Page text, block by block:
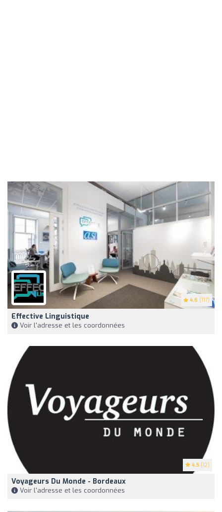
4.6 (117)
Effective Linguistique
Voir l'adresse et les coordonnées
4.5 (12)
Voyageurs Du Monde - Bordeaux
Voir l'adresse et les coordonnées